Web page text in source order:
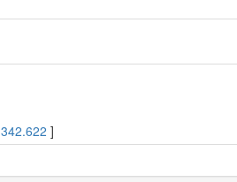
342.622 ]